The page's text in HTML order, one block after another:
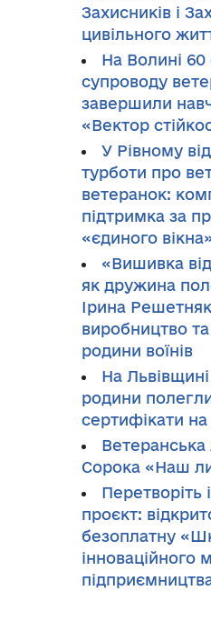
Захисників і
цивільного
На Волині 60
супроводу
завершили
«Вектор
У Рівному
турботи про
ветеранок:
підтримка за
«єдиного
«Вишивка
як дружина
Ірина
виробництво
родини воїнів
На
родини
сертифікати
Ветеранська
Сорока «Наш
Перетворіть
проєкт:
безоплатну
інноваційного